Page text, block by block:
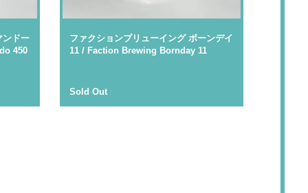
ンドー
450
ファクションブリューイング ボーンデイ
11 / Faction Brewing Bornday 11
Sold Out